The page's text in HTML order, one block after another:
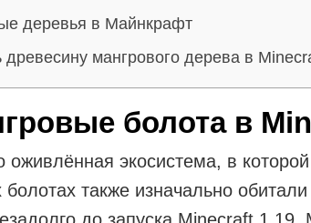
деревья в Майнкрафт
мангрового дерева в
болота в
экосистема, в
также изначально обитали